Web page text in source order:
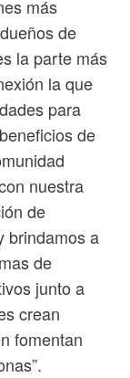
más
de
la parte más
la que
para
de
nuestra
de
brindamos a
de
junto a
crean
fomentan